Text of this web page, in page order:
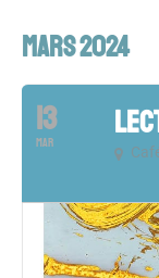
MARS 2024
13
MAR